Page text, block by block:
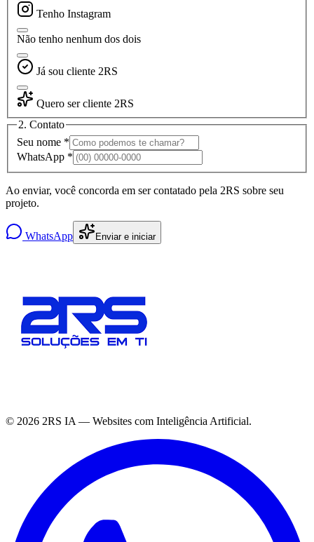
Tenho Instagram
Não tenho nenhum dos dois
Já sou cliente 2RS
Quero ser cliente 2RS
2. Contato
Seu nome *
WhatsApp *
Ao enviar, você concorda em ser contatado pela 2RS sobre seu
projeto.
WhatsApp Enviar e iniciar
© 2026 2RS IA — Websites com Inteligência Artificial.